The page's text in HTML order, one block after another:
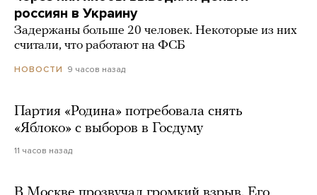
россиян в Украину
Задержаны больше 20 человек. Некоторые из них
считали, что работают на ФСБ
НОВОСТИ 9 часов назад
Партия «Родина» потребовала снять
«Яблоко» с выборов в Госдуму
11 часов назад